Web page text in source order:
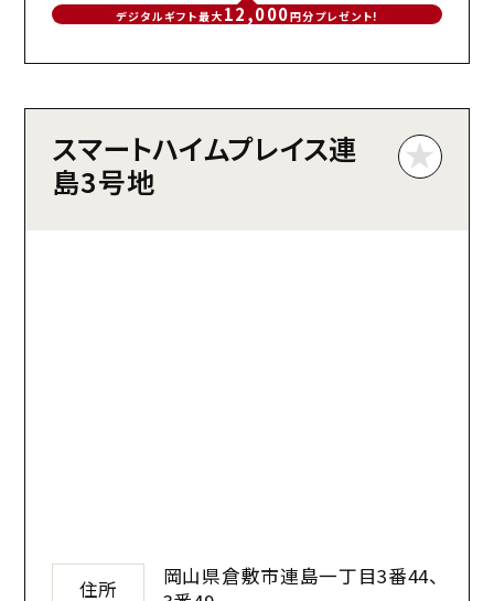
デジタルギフト最大 12,000円分プレゼント!
スマートハイムプレイス連
島3号地
住所
岡山県倉敷市連島一丁目3番44、